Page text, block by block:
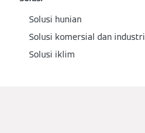
Solusi hunian
Solusi komersial dan industri
Solusi iklim